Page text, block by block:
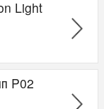
Light
P02